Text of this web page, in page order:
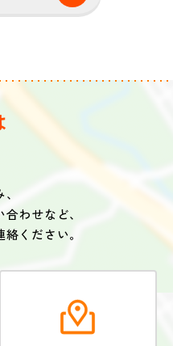
わせなど、
ください。